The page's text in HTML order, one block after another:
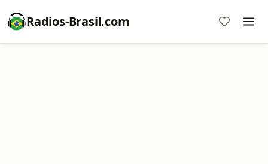
Radios-Brasil.com